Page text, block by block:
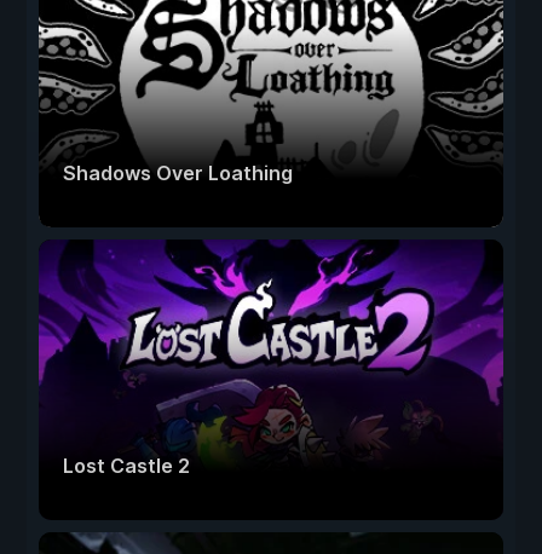
Shadows Over Loathing
Lost Castle 2